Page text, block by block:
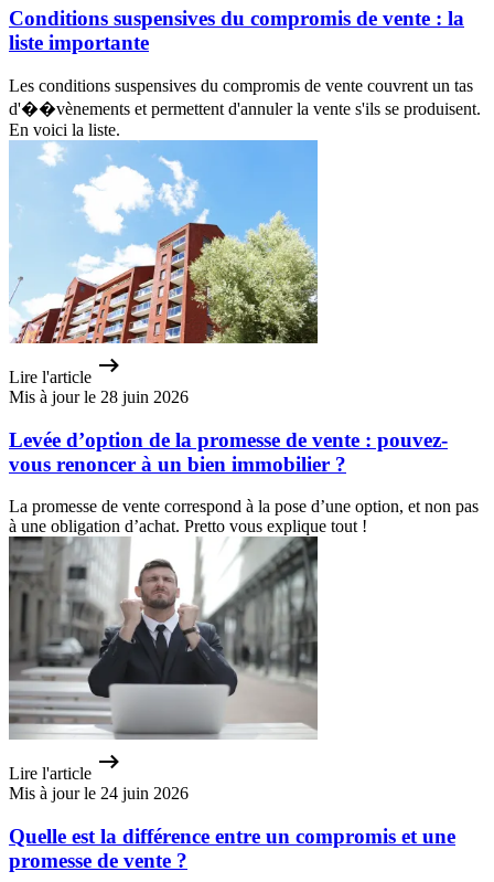
Conditions suspensives du compromis de vente : la
liste importante
Les conditions suspensives du compromis de vente couvrent un tas
d'��vènements et permettent d'annuler la vente s'ils se produisent.
En voici la liste.
Lire l'article
Mis à jour le 28 juin 2026
Levée d’option de la promesse de vente : pouvez-
vous renoncer à un bien immobilier ?
La promesse de vente correspond à la pose d’une option, et non pas
à une obligation d’achat. Pretto vous explique tout !
Lire l'article
Mis à jour le 24 juin 2026
Quelle est la différence entre un compromis et une
promesse de vente ?